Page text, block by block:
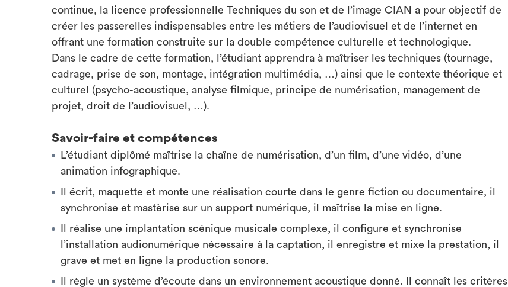
continue, la licence professionnelle Techniques du son et de l’image CIAN a pour objectif de
créer les passerelles indispensables entre les métiers de l’audiovisuel et de l’internet en
offrant une formation construite sur la double compétence culturelle et technologique.
Dans le cadre de cette formation, l’étudiant apprendra à maîtriser les techniques (tournage,
cadrage, prise de son, montage, intégration multimédia, …) ainsi que le contexte théorique et
culturel (psycho-acoustique, analyse filmique, principe de numérisation, management de
projet, droit de l’audiovisuel, …).
Savoir-faire et compétences
L’étudiant diplômé maîtrise la chaîne de numérisation, d’un film, d’une vidéo, d’une
animation infographique.
Il écrit, maquette et monte une réalisation courte dans le genre fiction ou documentaire, il
synchronise et mastèrise sur un support numérique, il maîtrise la mise en ligne.
Il réalise une implantation scénique musicale complexe, il configure et synchronise
l’installation audionumérique nécessaire à la captation, il enregistre et mixe la prestation, il
grave et met en ligne la production sonore.
Il règle un système d’écoute dans un environnement acoustique donné. Il connaît les critères